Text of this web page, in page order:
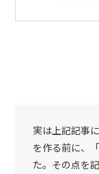
実は上記記事
を作る前に、
た。その点を